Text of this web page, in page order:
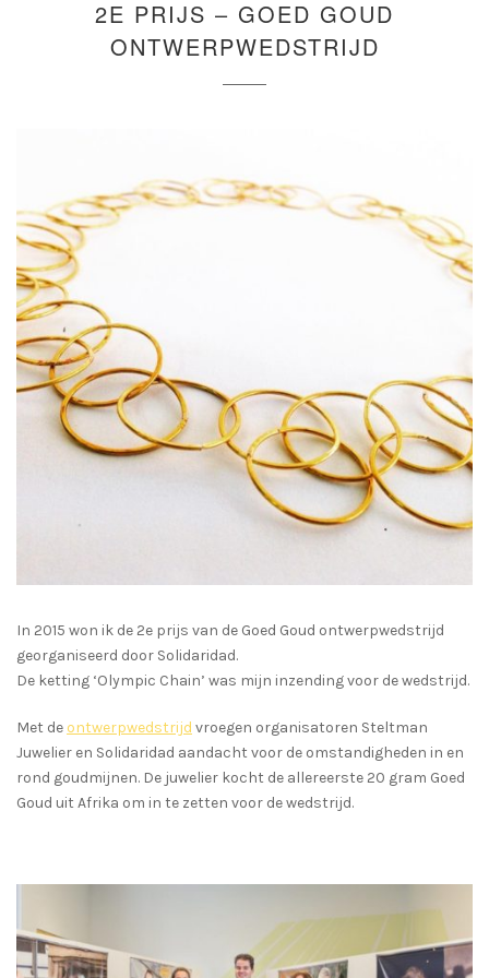
2021
2E PRIJS – GOED GOUD
ONTWERPWEDSTRIJD
In 2015 won ik de 2e prijs van de Goed Goud ontwerpwedstrijd
georganiseerd door Solidaridad.
De ketting ‘Olympic Chain’ was mijn inzending voor de wedstrijd.
Met de ontwerpwedstrijd vroegen organisatoren Steltman
Juwelier en Solidaridad aandacht voor de omstandigheden in en
rond goudmijnen. De juwelier kocht de allereerste 20 gram Goed
Goud uit Afrika om in te zetten voor de wedstrijd.